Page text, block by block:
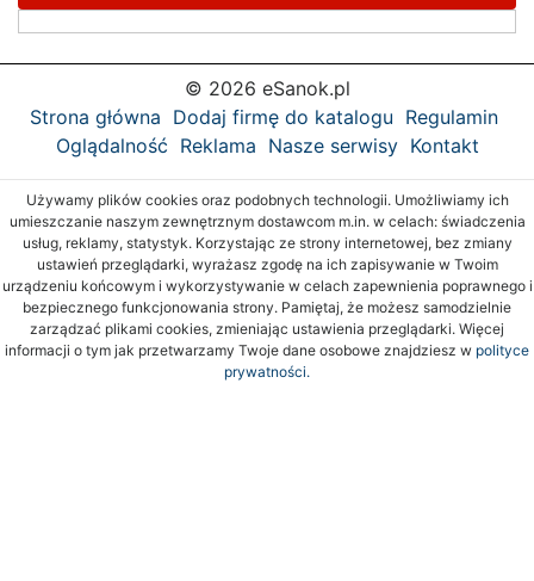
© 2026 eSanok.pl
Strona główna Dodaj firmę do katalogu Regulamin
Oglądalność Reklama Nasze serwisy Kontakt
Używamy plików cookies oraz podobnych technologii. Umożliwiamy ich
umieszczanie naszym zewnętrznym dostawcom m.in. w celach: świadczenia
usług, reklamy, statystyk. Korzystając ze strony internetowej, bez zmiany
ustawień przeglądarki, wyrażasz zgodę na ich zapisywanie w Twoim
urządzeniu końcowym i wykorzystywanie w celach zapewnienia poprawnego i
bezpiecznego funkcjonowania strony. Pamiętaj, że możesz samodzielnie
zarządzać plikami cookies, zmieniając ustawienia przeglądarki. Więcej
informacji o tym jak przetwarzamy Twoje dane osobowe znajdziesz w polityce
prywatności.